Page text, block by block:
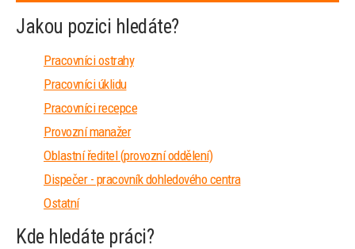
Jakou pozici hledáte?
Pracovníci ostrahy
Pracovníci úklidu
Pracovníci recepce
Provozní manažer
Oblastní ředitel (provozní oddělení)
Dispečer - pracovník dohledového centra
Ostatní
Kde hledáte práci?